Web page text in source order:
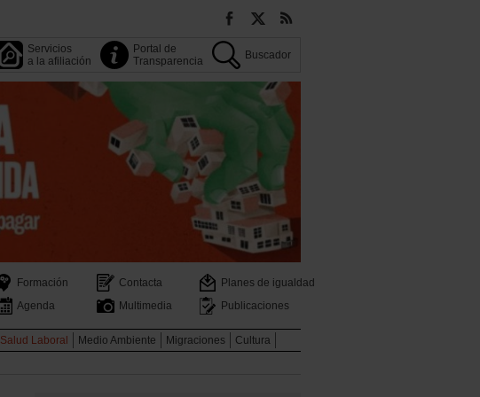
Servicios
a la afiliación
Portal de
Transparencia
Buscador
Formación Contacta
Planes de igualdad
Agenda Multimedia Publicaciones
Salud Laboral Medio Ambiente Migraciones
Cultura